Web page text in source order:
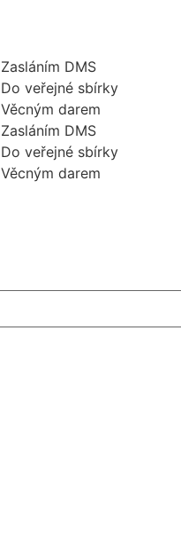
Zasláním DMS
Do veřejné sbírky
Věcným darem
Zasláním DMS
Do veřejné sbírky
Věcným darem